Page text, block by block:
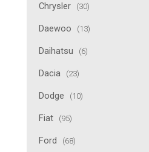
Chrysler (30)
Daewoo (13)
Daihatsu (6)
Dacia (23)
Dodge (10)
Fiat (95)
Ford (68)